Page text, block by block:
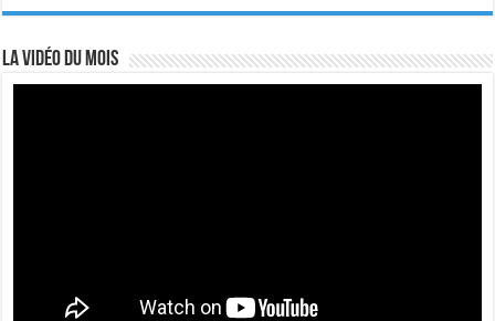
La vidéo du mois